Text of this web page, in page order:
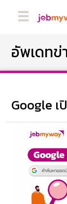
อัพเดทข่
Google